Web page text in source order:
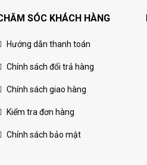
SÓC KHÁCH HÀNG
Hướng dẫn thanh toán
Chính sách đổi trả hàng
Chính sách giao hàng
Kiểm tra đơn hàng
Chính sách bảo mật